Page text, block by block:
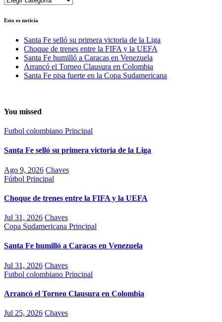
Esto es noticia
Santa Fe selló su primera victoria de la Liga
Choque de trenes entre la FIFA y la UEFA
Santa Fe humilló a Caracas en Venezuela
Arrancó el Torneo Clausura en Colombia
Santa Fe pisa fuerte en la Copa Sudamericana
You missed
Futbol colombiano Principal
Santa Fe selló su primera victoria de la Liga
Ago 9, 2026 Chaves
Fútbol Principal
Choque de trenes entre la FIFA y la UEFA
Jul 31, 2026 Chaves
Copa Sudamericana Principal
Santa Fe humilló a Caracas en Venezuela
Jul 31, 2026 Chaves
Futbol colombiano Principal
Arrancó el Torneo Clausura en Colombia
Jul 25, 2026 Chaves